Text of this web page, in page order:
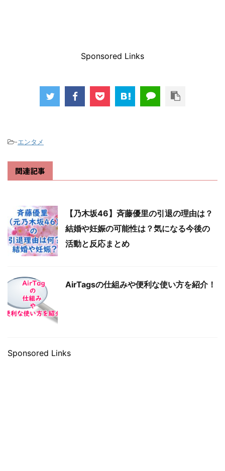
Sponsored Links
-エンタメ
関連記事
【乃木坂46】斉藤優里の引退の理由は？
結婚や妊娠の可能性は？気になる今後の
活動と反応まとめ
AirTagsの仕組みや便利な使い方を紹介！
Sponsored Links